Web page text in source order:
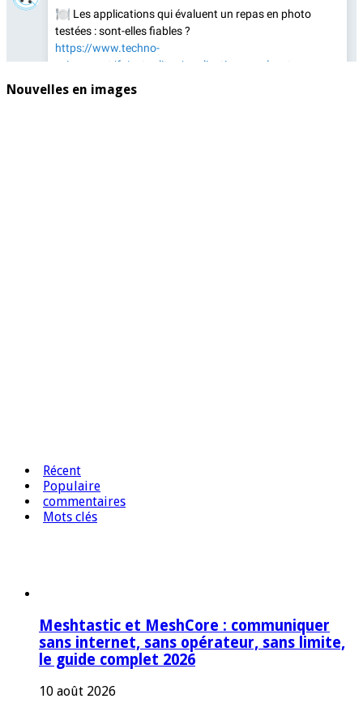
Nouvelles en images
Récent
Populaire
commentaires
Mots clés
Meshtastic et MeshCore : communiquer
sans internet, sans opérateur, sans limite,
le guide complet 2026
10 août 2026